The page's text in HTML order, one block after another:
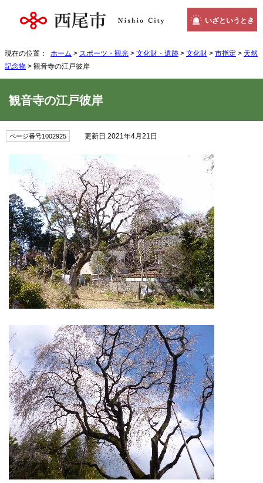
いざというとき
現在の位置： ホーム > スポーツ・観光 > 文化財・遺跡 > 文化財 > 市指定 > 天然
記念物 > 観音寺の江戸彼岸
観音寺の江戸彼岸
ページ番号1002925 更新日 2021年4月21日